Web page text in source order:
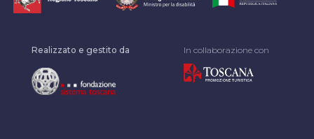
Realizzato e gestito da In collaborazione con